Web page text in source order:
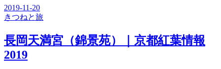
2019-11-20
きつねと旅
長岡天満宮（錦景苑）｜京都紅葉情報
2019